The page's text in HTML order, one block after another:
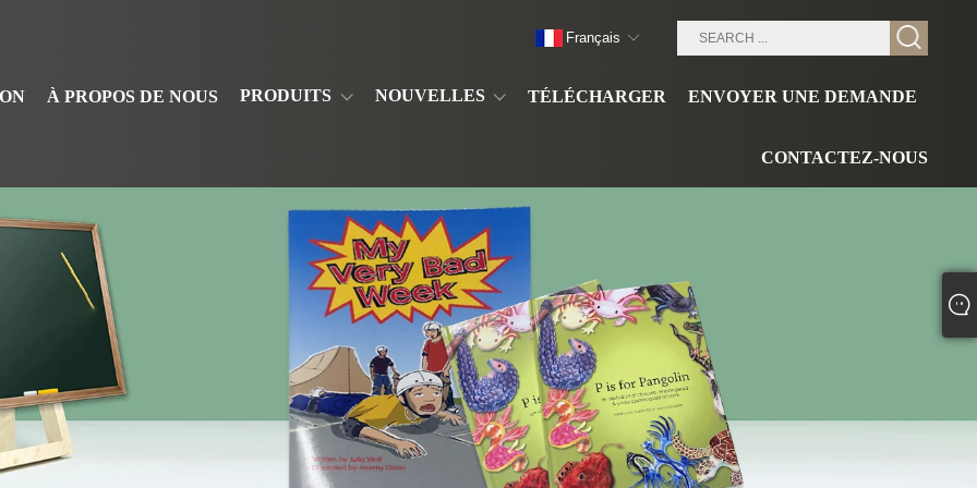
À PROPOS DE NOUS PRODUITS NOUVELLES TÉLÉCHARGER ENVOYER UNE DEMANDE
CONTACTEZ-NOUS
Français